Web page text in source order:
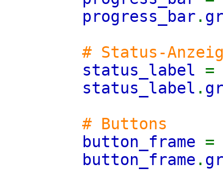
progress_bar .
# Status-
status_label
status_label .
# Buttons
button_frame
button_frame .